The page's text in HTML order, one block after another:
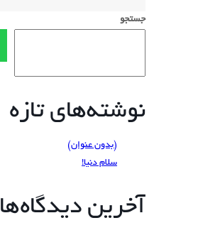
جستجو
نوشته‌های تازه
(بدون عنوان)
سلام دنیا!
آخرین دیدگاه‌ها